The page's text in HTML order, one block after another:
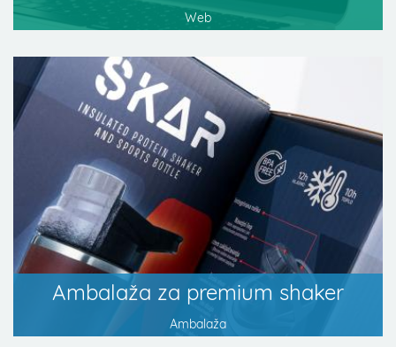
Web
Ambalaža za premium shaker
Ambalaža